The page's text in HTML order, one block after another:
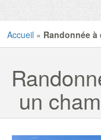
Accueil » Randonnée
un